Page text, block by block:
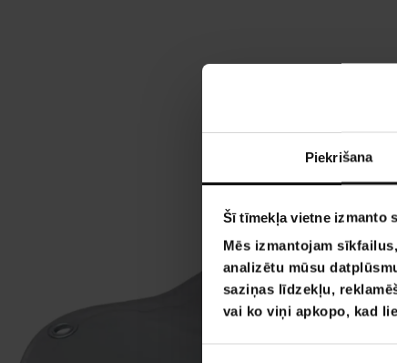
Piekrišana
Šī tīmekļa vietne izmanto
Mēs izmantojam
analizētu mūsu
saziņas līdzekļu,
vai ko viņi apkopo, kad